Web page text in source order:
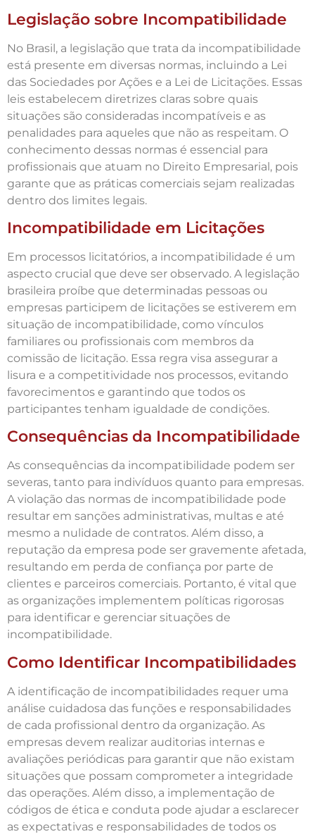
Legislação sobre Incompatibilidade
No Brasil, a legislação que trata da incompatibilidade
está presente em diversas normas, incluindo a Lei
das Sociedades por Ações e a Lei de Licitações. Essas
leis estabelecem diretrizes claras sobre quais
situações são consideradas incompatíveis e as
penalidades para aqueles que não as respeitam. O
conhecimento dessas normas é essencial para
profissionais que atuam no Direito Empresarial, pois
garante que as práticas comerciais sejam realizadas
dentro dos limites legais.
Incompatibilidade em Licitações
Em processos licitatórios, a incompatibilidade é um
aspecto crucial que deve ser observado. A legislação
brasileira proíbe que determinadas pessoas ou
empresas participem de licitações se estiverem em
situação de incompatibilidade, como vínculos
familiares ou profissionais com membros da
comissão de licitação. Essa regra visa assegurar a
lisura e a competitividade nos processos, evitando
favorecimentos e garantindo que todos os
participantes tenham igualdade de condições.
Consequências da Incompatibilidade
As consequências da incompatibilidade podem ser
severas, tanto para indivíduos quanto para empresas.
A violação das normas de incompatibilidade pode
resultar em sanções administrativas, multas e até
mesmo a nulidade de contratos. Além disso, a
reputação da empresa pode ser gravemente afetada,
resultando em perda de confiança por parte de
clientes e parceiros comerciais. Portanto, é vital que
as organizações implementem políticas rigorosas
para identificar e gerenciar situações de
incompatibilidade.
Como Identificar Incompatibilidades
A identificação de incompatibilidades requer uma
análise cuidadosa das funções e responsabilidades
de cada profissional dentro da organização. As
empresas devem realizar auditorias internas e
avaliações periódicas para garantir que não existam
situações que possam comprometer a integridade
das operações. Além disso, a implementação de
códigos de ética e conduta pode ajudar a esclarecer
as expectativas e responsabilidades de todos os